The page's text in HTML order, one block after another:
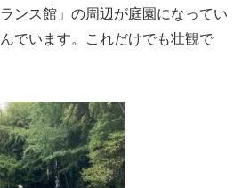
ンス館」の周辺が庭園になってい
でいます。これだけでも壮観で